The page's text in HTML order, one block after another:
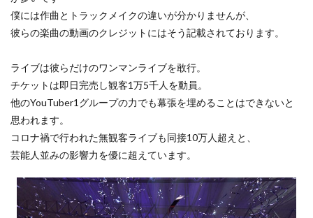
僕には作曲とトラックメイクの違いが分かりませんが、
彼らの楽曲の動画のクレジットにはそう記載されております。
ライブは彼らだけのワンマンライブを敢行。
チケットは即日完売し観客1万5千人を動員。
他のYouTuber1グループの力でも幕張を埋めることはできないと
思われます。
コロナ禍で行われた無観客ライブも同接10万人超えと、
芸能人並みの影響力を優に超えています。